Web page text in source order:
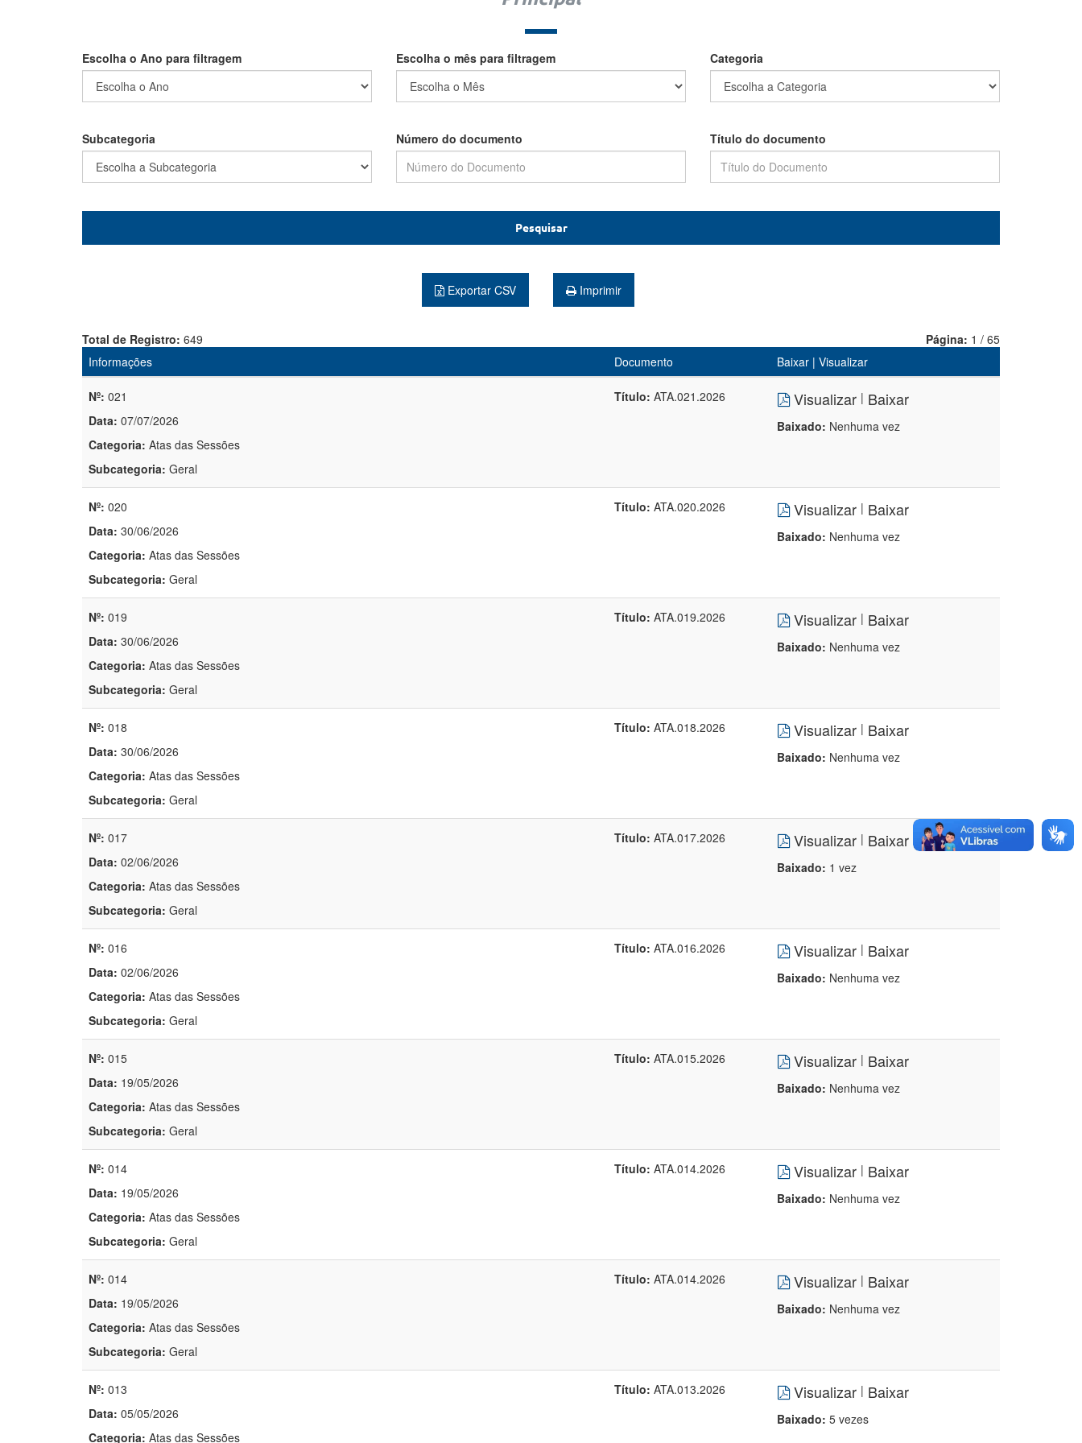
Escolha o Ano para filtragem Escolha o mês para filtragem Categoria
Subcategoria Número do documento Título do documento
Pesquisar
Exportar CSV Imprimir
Total de Registro: 649 Página: 1 / 65
Informações
Documento Baixar | Visualizar
Nº: 021
Data: 07/07/2026
Categoria: Atas das Sessões
Subcategoria: Geral
Título: ATA.021.2026 Visualizar | Baixar
Baixado: Nenhuma vez
Nº: 020
Data: 30/06/2026
Categoria: Atas das Sessões
Subcategoria: Geral
Título: ATA.020.2026 Visualizar | Baixar
Baixado: Nenhuma vez
Nº: 019
Data: 30/06/2026
Categoria: Atas das Sessões
Subcategoria: Geral
Título: ATA.019.2026 Visualizar | Baixar
Baixado: Nenhuma vez
Nº: 018
Data: 30/06/2026
Categoria: Atas das Sessões
Subcategoria: Geral
Título: ATA.018.2026 Visualizar | Baixar
Baixado: Nenhuma vez
Nº: 017
Data: 02/06/2026
Categoria: Atas das Sessões
Subcategoria: Geral
Título: ATA.017.2026 Visualizar | Baixar
Baixado: 1 vez
Nº: 016
Data: 02/06/2026
Categoria: Atas das Sessões
Subcategoria: Geral
Título: ATA.016.2026 Visualizar | Baixar
Baixado: Nenhuma vez
Nº: 015
Data: 19/05/2026
Categoria: Atas das Sessões
Subcategoria: Geral
Título: ATA.015.2026 Visualizar | Baixar
Baixado: Nenhuma vez
Nº: 014
Data: 19/05/2026
Categoria: Atas das Sessões
Subcategoria: Geral
Título: ATA.014.2026 Visualizar | Baixar
Baixado: Nenhuma vez
Nº: 014
Data: 19/05/2026
Categoria: Atas das Sessões
Subcategoria: Geral
Título: ATA.014.2026 Visualizar | Baixar
Baixado: Nenhuma vez
Nº: 013
Data: 05/05/2026
Categoria: Atas das Sessões
Título: ATA.013.2026 Visualizar | Baixar
Baixado: 5 vezes